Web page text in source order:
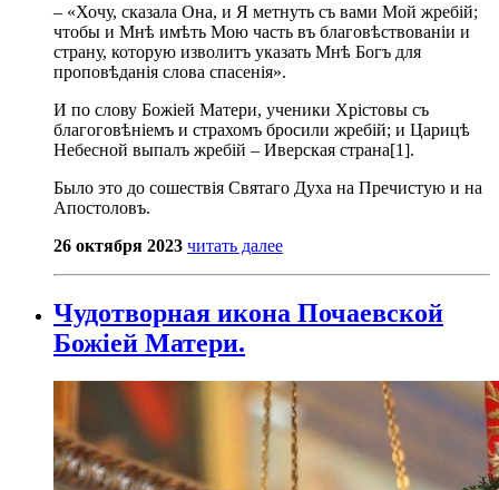
– «Хочу, сказала Она, и Я метнуть съ вами Мой жребій;
чтобы и Мнѣ имѣть Мою часть въ благовѣствованіи и
страну, которую изволитъ указать Мнѣ Богъ для
проповѣданія слова спасенія».
И по слову Божіей Матери, ученики Хрістовы съ
благоговѣніемъ и страхомъ бросили жребій; и Царицѣ
Небесной выпалъ жребій – Иверская страна[1].
Было это до сошествія Святаго Духа на Пречистую и на
Апостоловъ.
26 октября 2023 читать далее
Чудотворная икона Почаевской
Божіей Матери.